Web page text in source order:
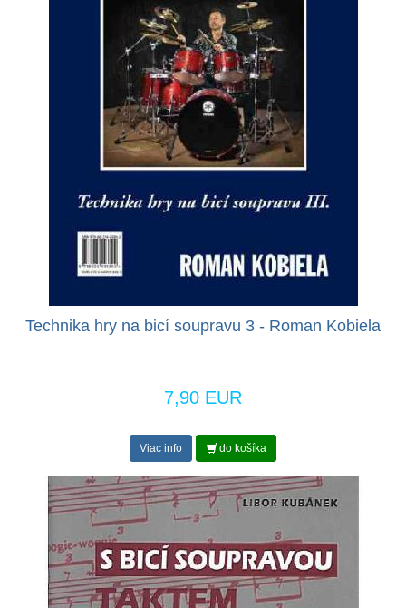
Technika hry na bicí soupravu 3 - Roman Kobiela
7,90 EUR
Viac info do košíka